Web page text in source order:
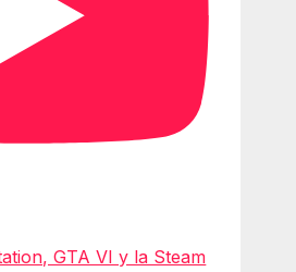
GTA VI y la Steam